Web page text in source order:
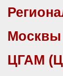
Москвы
ЦГАМ